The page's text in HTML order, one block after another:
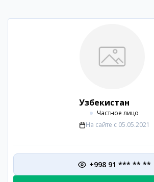
Узбекистан
Частное лицо
На сайте с 05.05.2021
+998 91 *** ** **